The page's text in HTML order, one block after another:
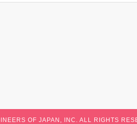
OF JAPAN, INC. ALL RIGHTS